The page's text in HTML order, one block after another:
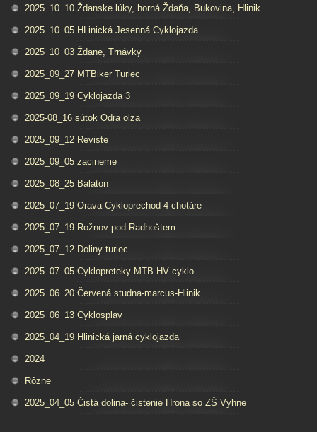
2025_10_10 Ždanske lúky, horná Ždaňa, Bukovina, Hlinik
2025_10_05 HLinická Jesenná Cyklojazda
2025_10_03 Ždane, Trnávky
2025_09_27 MTBiker Turiec
2025_09_19 Cyklojazda 3
2025-08_16 sútok Odra olza
2025_09_12 Reviste
2025_09_05 zacineme
2025_08_25 Balaton
2025_07_19 Orava Cykloprechod 4 chotáre
2025_07_19 Rožnov pod Radhoštem
2025_07_12 Doliny turiec
2025_07_05 Cyklopreteky MTB HV cyklo
2025_06_20 Červená studna-marcus-Hlinik
2025_06_13 Cyklosplav
2025_04_19 Hlinická jarná cyklojazda
2024
Rôzne
2025_04_05 Čistá dolina- čistenie Hrona so ZŠ Vyhne